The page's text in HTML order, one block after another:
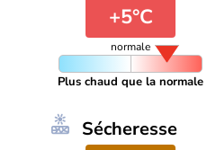
+5°C
normale
Plus chaud que la normale
Sécheresse